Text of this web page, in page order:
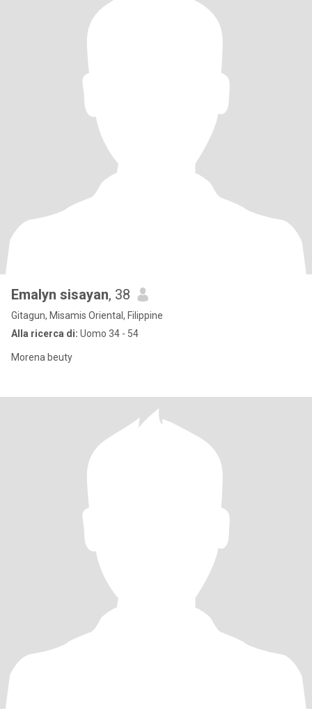
Emalyn sisayan, 38
Gitagun, Misamis Oriental, Filippine
Alla ricerca di: Uomo 34 - 54
Morena beuty